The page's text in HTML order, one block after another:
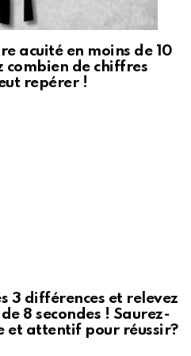
acuité en moins de 10
combien de chiffres
repérer !
3 différences et relevez
8 secondes ! Saurez-
et attentif pour réussir?